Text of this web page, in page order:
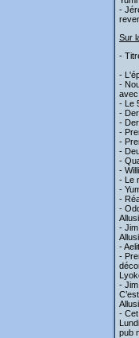
-
Sur
-
-
-
avec
- Le
-
-
-
-
-
-
-
- Le
-
-
-
-
-
-
-
-
pub